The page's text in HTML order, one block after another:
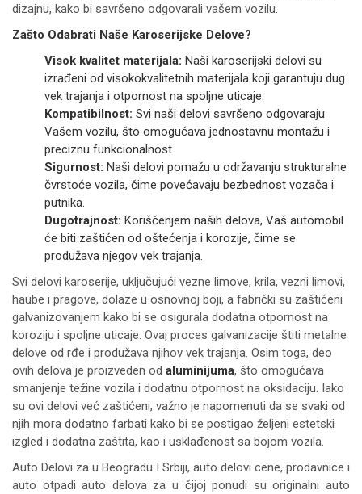
dizajnu, kako bi savršeno odgovarali vašem vozilu.
Zašto Odabrati Naše Karoserijske Delove?
Visok kvalitet materijala: Naši karoserijski delovi su
izrađeni od visokokvalitetnih materijala koji garantuju dug
vek trajanja i otpornost na spoljne uticaje.
Kompatibilnost: Svi naši delovi savršeno odgovaraju
Vašem vozilu, što omogućava jednostavnu montažu i
preciznu funkcionalnost.
Sigurnost: Naši delovi pomažu u održavanju strukturalne
čvrstoće vozila, čime povećavaju bezbednost vozača i
putnika.
Dugotrajnost: Korišćenjem naših delova, Vaš automobil
će biti zaštićen od oštećenja i korozije, čime se
produžava njegov vek trajanja.
Svi delovi karoserije, uključujući vezne limove, krila, vezni limovi,
haube i pragove, dolaze u osnovnoj boji, a fabrički su zaštićeni
galvanizovanjem kako bi se osigurala dodatna otpornost na
koroziju i spoljne uticaje. Ovaj proces galvanizacije štiti metalne
delove od rđe i produžava njihov vek trajanja. Osim toga, deo
ovih delova je proizveden od aluminijuma, što omogućava
smanjenje težine vozila i dodatnu otpornost na oksidaciju. Iako
su ovi delovi već zaštićeni, važno je napomenuti da se svaki od
njih mora dodatno farbati kako bi se postigao željeni estetski
izgled i dodatna zaštita, kao i usklađenost sa bojom vozila.
Auto Delovi za u Beogradu I Srbiji, auto delovi cene, prodavnice i
auto otpadi auto delova za u čijoj ponudi su originalni auto